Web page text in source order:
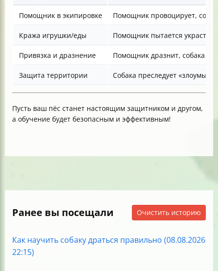
Помощник в экипировке Помощник провоцирует,
Кража игрушки/еды Помощник пытается украсть,
Привязка и дразнение Помощник дразнит, собака
Защита территории Собака преследует
Пусть ваш пёс станет настоящим защитником и другом,
а обучение будет безопасным и эффективным!
Ранее вы посещали Очистить историю
Как научить собаку драться правильно (08.08.2026
22:15)